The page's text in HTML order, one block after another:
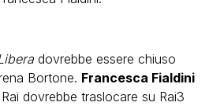
dovrebbe essere chiuso
Bortone. Francesca Fialdini
dovrebbe traslocare su Rai3